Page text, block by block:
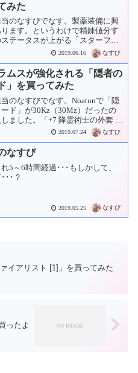
みた
のなすびでなす。製薬装備に興
ます。というわけで精錬値分す
テータスが上がる「スターフィ
スーツ 」を買いたくて、買いチャ
てみました。長丁場になりそうな
Primeビデオで映画を観な
こ...
2019.06.16 なすび
ムスが強化される「隠者の
」を買ってみた
のなすびでなす。Noatunで「隠
ド」が30Kz（30Mz）だったの
ました。「+7 降霊術士の外套 」
うか「+9 ホーリーステッキ 」を買
て刺した方がいいのか悩み中で
りました。
2019.07.24 なすび
なすび
5～6時間経過･･･もしかして、
･･？
2019.05.25 なすび
ァイアリスト [1]」を買ってみた
ったよ